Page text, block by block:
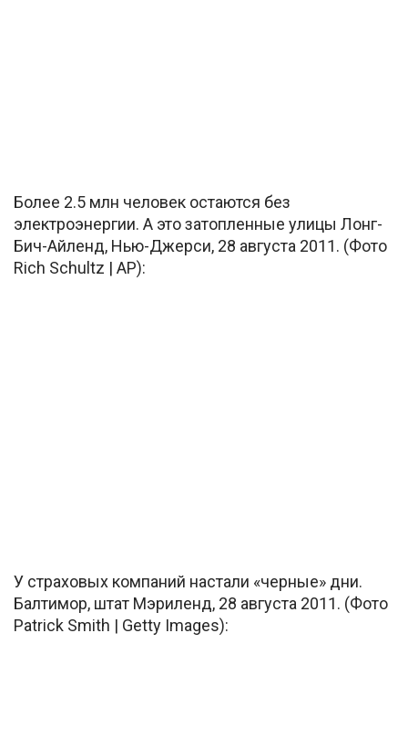
Более 2.5 млн человек остаются без
электроэнергии. А это затопленные улицы Лонг-
Бич-Айленд, Нью-Джерси, 28 августа 2011. (Фото
Rich Schultz | AP):
У страховых компаний настали «черные» дни.
Балтимор, штат Мэриленд, 28 августа 2011. (Фото
Patrick Smith | Getty Images):